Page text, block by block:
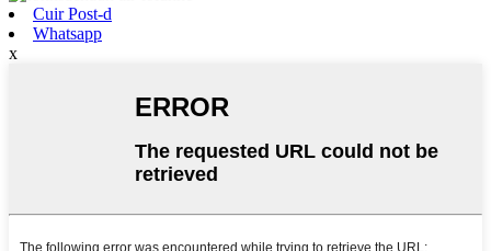
Cuir Post-d
Whatsapp
x